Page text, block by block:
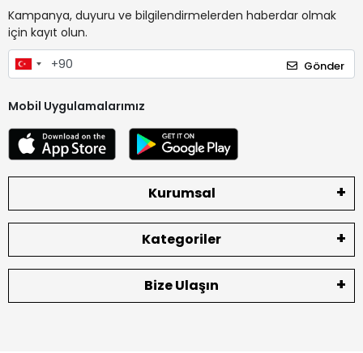
Kampanya, duyuru ve bilgilendirmelerden haberdar olmak
için kayıt olun.
Gönder
Mobil Uygulamalarımız
Kurumsal
Kategoriler
Bize Ulaşın